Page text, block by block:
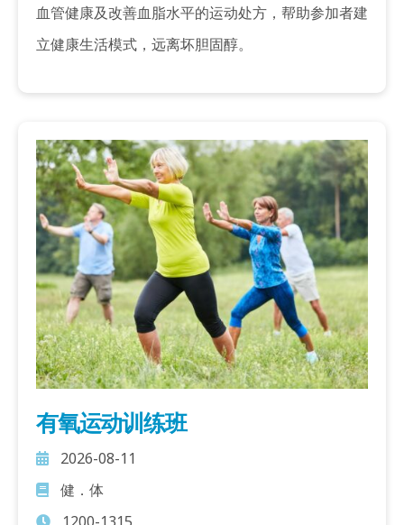
血管健康及改善血脂水平的运动处方，帮助参加者建
立健康生活模式，远离坏胆固醇。
有氧运动训练班
2026-08-11
健．体